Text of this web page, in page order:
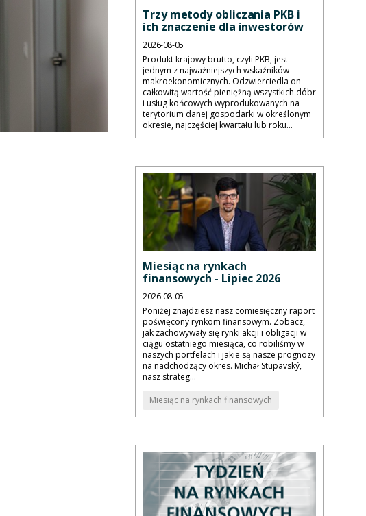
Trzy metody obliczania PKB i
ich znaczenie dla inwestorów
2026-08-05
Produkt krajowy brutto, czyli PKB, jest
jednym z najważniejszych wskaźników
makroekonomicznych. Odzwierciedla on
całkowitą wartość pieniężną wszystkich dóbr
i usług końcowych wyprodukowanych na
terytorium danej gospodarki w określonym
okresie, najczęściej kwartału lub roku...
Miesiąc na rynkach
finansowych - Lipiec 2026
2026-08-05
Poniżej znajdziesz nasz comiesięczny raport
poświęcony rynkom finansowym. Zobacz,
jak zachowywały się rynki akcji i obligacji w
ciągu ostatniego miesiąca, co robiliśmy w
naszych portfelach i jakie są nasze prognozy
na nadchodzący okres. Michał Stupavský,
nasz strateg...
Miesiąc na rynkach finansowych